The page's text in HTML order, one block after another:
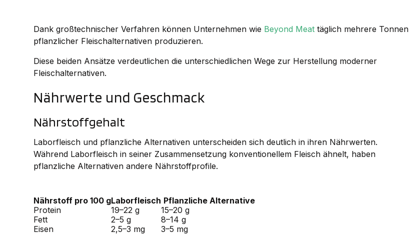
Dank großtechnischer Verfahren können Unternehmen wie Beyond Meat täglich mehrere Tonnen
pflanzlicher Fleischalternativen produzieren.
Diese beiden Ansätze verdeutlichen die unterschiedlichen Wege zur Herstellung moderner
Fleischalternativen.
Nährwerte und Geschmack
Nährstoffgehalt
Laborfleisch und pflanzliche Alternativen unterscheiden sich deutlich in ihren Nährwerten.
Während Laborfleisch in seiner Zusammensetzung konventionellem Fleisch ähnelt, haben
pflanzliche Alternativen andere Nährstoffprofile.
Nährstoff pro 100 gLaborfleisch Pflanzliche Alternative
Protein
19–22 g
15–20 g
Fett
2–5 g
8–14 g
Eisen
2,5–3 mg
3–5 mg